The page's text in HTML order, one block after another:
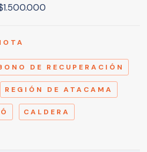
DE RECUPERACIÓN
REGIÓN DE ATACAMA
CALDERA